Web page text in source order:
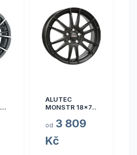
ALUTEC
MONSTR 18x7.5
od 3 809
Kč